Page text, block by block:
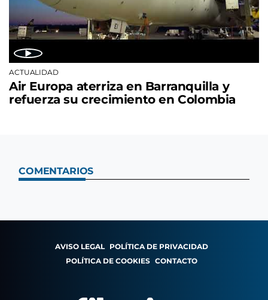
ACTUALIDAD
Air Europa aterriza en Barranquilla y
refuerza su crecimiento en Colombia
COMENTARIOS
AVISO LEGAL POLÍTICA DE PRIVACIDAD
POLÍTICA DE COOKIES CONTACTO